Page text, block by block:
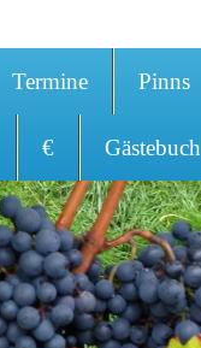
Termine Pinns
€ Gästebuch